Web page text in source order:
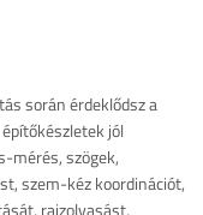
során érdeklődsz a
jól
mérés, szögek,
szem-kéz koordinációt,
rajzolvasást,